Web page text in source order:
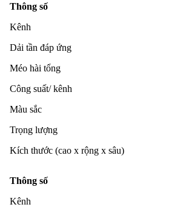
Thông số
Kênh
Dải tần đáp ứng
Méo hài tổng
Công suất/ kênh
Màu sắc
Trọng lượng
Kích thước (cao x rộng x sâu)
Thông số
Kênh